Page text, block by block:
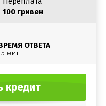
100 гривен
ОТВЕТА
мин
кредит